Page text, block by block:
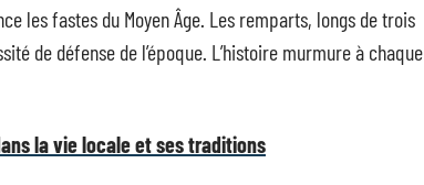
les fastes du Moyen Âge. Les remparts, longs de trois
de défense de l’époque. L’histoire murmure à chaque
la vie locale et ses traditions